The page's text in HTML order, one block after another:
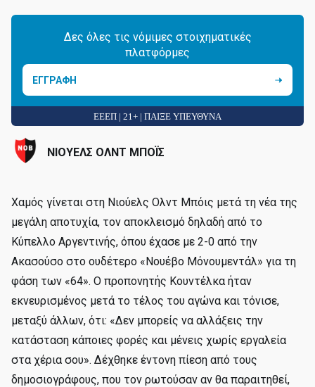
Δες όλες τις νόμιμες στοιχηματικές
πλατφόρμες
ΕΓΓΡΑΦΗ
ΕΕΕΠ | 21+ | ΠΑΙΞΕ ΥΠΕΥΘΥΝΑ
ΝΙΟΥΕΛΣ ΟΛΝΤ ΜΠΟΪΣ
Χαμός γίνεται στη Νιούελς Ολντ Μπόις μετά τη νέα της
μεγάλη αποτυχία, τον αποκλεισμό δηλαδή από το
Κύπελλο Αργεντινής, όπου έχασε με 2-0 από την
Ακασούσο στο ουδέτερο «Νουέβο Μόνουμεντάλ» για τη
φάση των «64». Ο προπονητής Κουντέλκα ήταν
εκνευρισμένος μετά το τέλος του αγώνα και τόνισε,
μεταξύ άλλων, ότι: «Δεν μπορείς να αλλάξεις την
κατάσταση κάποιες φορές και μένεις χωρίς εργαλεία
στα χέρια σου». Δέχθηκε έντονη πίεση από τους
δημοσιογράφους, που τον ρωτούσαν αν θα παραιτηθεί,